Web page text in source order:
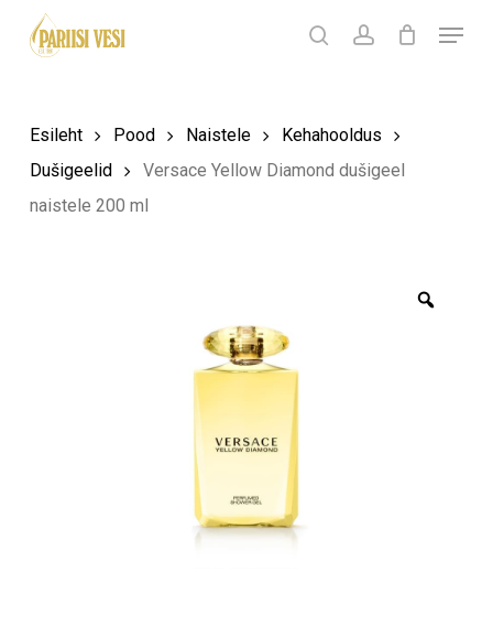
Products
search
searchaccount
Menu
Ostukorv
Esileht Pood Naistele
Kehahooldus
Dušigeelid
Versace Yellow Diamond dušigeel
naistele 200 ml